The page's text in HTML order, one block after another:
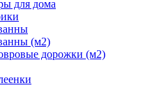
для дома
(м2)
дорожки (м2)